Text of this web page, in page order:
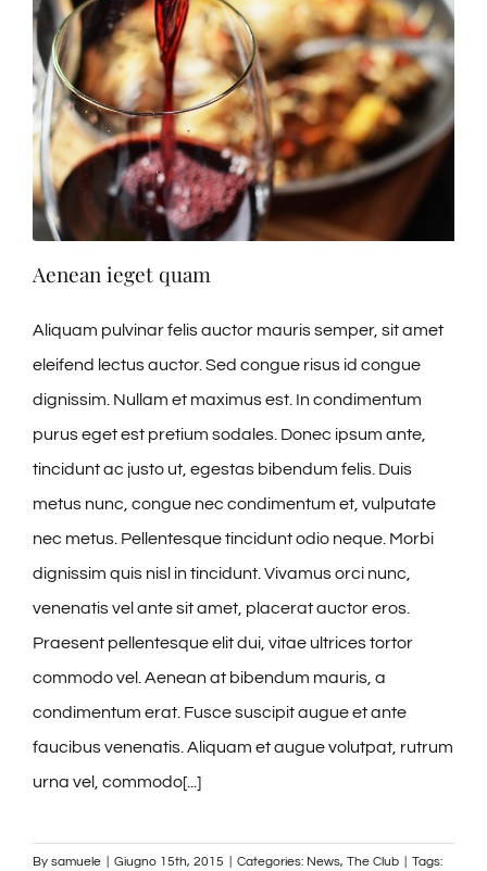
Aenean ieget quam
Aliquam pulvinar felis auctor mauris semper, sit amet
eleifend lectus auctor. Sed congue risus id congue
dignissim. Nullam et maximus est. In condimentum
purus eget est pretium sodales. Donec ipsum ante,
tincidunt ac justo ut, egestas bibendum felis. Duis
metus nunc, congue nec condimentum et, vulputate
nec metus. Pellentesque tincidunt odio neque. Morbi
dignissim quis nisl in tincidunt. Vivamus orci nunc,
venenatis vel ante sit amet, placerat auctor eros.
Praesent pellentesque elit dui, vitae ultrices tortor
commodo vel. Aenean at bibendum mauris, a
condimentum erat. Fusce suscipit augue et ante
faucibus venenatis. Aliquam et augue volutpat, rutrum
urna vel, commodo[...]
By samuele Giugno 15th, 2015 Categories: News, The Club
Tags: